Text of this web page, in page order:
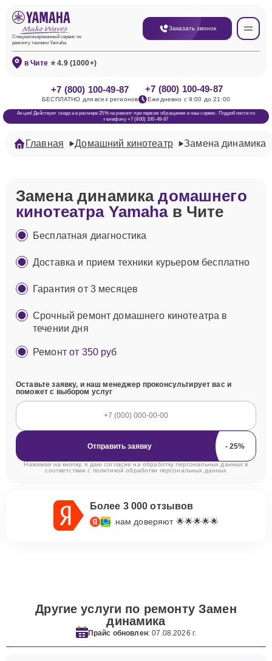
Специализированный сервис по
ремонту техники Yamaha
Заказать звонок
в Чите ⭐ 4.9 (1000+)
+7 (800) 100-49-87
БЕСПЛАТНО для всех регионов
+7 (800) 100-49-87
Ежедневно с 9:00 до 21:00
Акция! Действует скидка в размере 25% на ремонт при первом обращении в наш сервис. Подробности по
телефону +7 (800) 100-49-87
Главная Домашний кинотеатр Замена динамика
Замена динамикадомашнего
кинотеатра Yamahaв Чите
Бесплатная диагностика
Доставка и прием техники курьером бесплатно
Гарантия от 3 месяцев
Срочный ремонт домашнего кинотеатра в
течении дня
Ремонтот 350 руб
Оставьте заявку, и наш менеджер проконсультирует вас и
поможет с выбором услуг
Отправить заявку
Нажимая на кнопку, я даю согласие на обработку персональных данных в
соответствии с политикой обработки персональных данных
Более 3 000 отзывов
нам доверяют 🌟🌟🌟🌟🌟
Другие услуги по ремонту Замен
динамика
Прайс обновлен: 07.08.2026 г.